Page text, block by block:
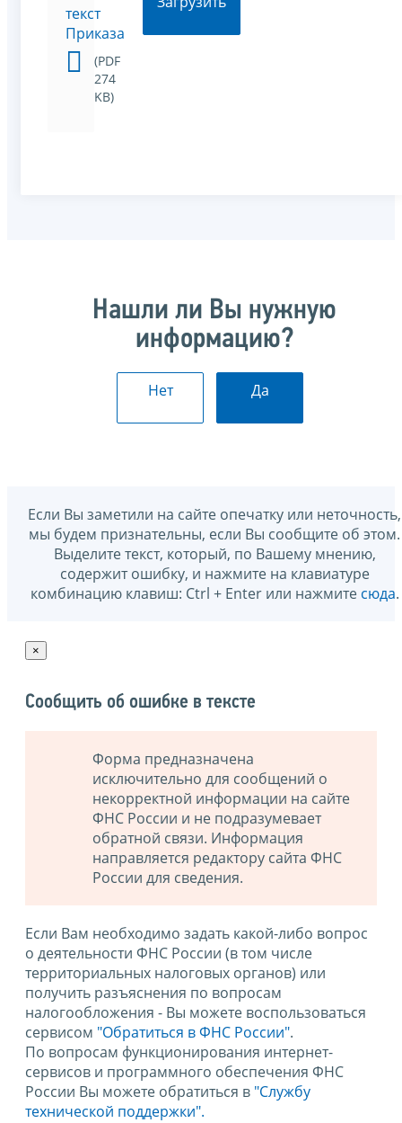
текст
Приказа
(PDF
274
KB)
Нашли ли Вы нужную
информацию?
Нет Да
Если Вы заметили на сайте опечатку или неточность,
мы будем признательны, если Вы сообщите об этом.
Выделите текст, который, по Вашему мнению,
содержит ошибку, и нажмите на клавиатуре
комбинацию клавиш: Ctrl + Enter или нажмите сюда.
×
Сообщить об ошибке в тексте
Форма предназначена
исключительно для сообщений о
некорректной информации на сайте
ФНС России и не подразумевает
обратной связи. Информация
направляется редактору сайта ФНС
России для сведения.
Если Вам необходимо задать какой-либо вопрос
о деятельности ФНС России (в том числе
территориальных налоговых органов) или
получить разъяснения по вопросам
налогообложения - Вы можете воспользоваться
сервисом "Обратиться в ФНС России".
По вопросам функционирования интернет-
сервисов и программного обеспечения ФНС
России Вы можете обратиться в "Службу
технической поддержки".